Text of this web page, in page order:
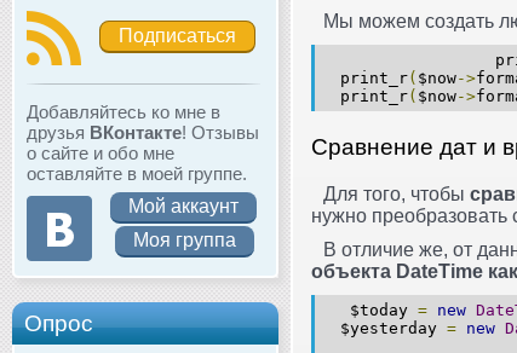
Подписаться
Добавляйтесь ко мне в
друзья ВКонтакте! Отзывы
о сайте и обо мне
оставляйте в моей группе.
Мой аккаунт
Моя группа
Опрос
Мы можем создать
print_r( $now->
print_r( $now->
Сравнение дат и
Для того, чтобы
нужно преобразовать
В отличие же, от
объекта DateTime
$today = new
$yesterday = new